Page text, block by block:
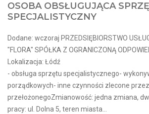
OSOBA OBSŁUGUJĄCA
SPECJALISTYCZNY
Dodane: wczoraj PRZEDSIĘBIORSTWO
"FLORA" SPÓŁKA Z OGRANICZONĄ
Lokalizacja: Łódź
- obsługa sprzętu specjalistycznego-
porządkowych- inne czynności zlecone przez
przełożonegoZmianowość: jedna zmiana,
pracy: ul. Dolna 5, teren miasta...